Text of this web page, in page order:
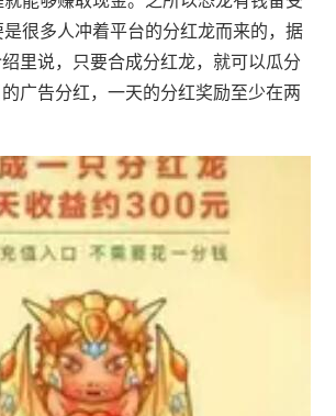
很多人冲着平台的分红龙而来的，据
里说，只要合成分红龙，就可以瓜分
广告分红，一天的分红奖励至少在两